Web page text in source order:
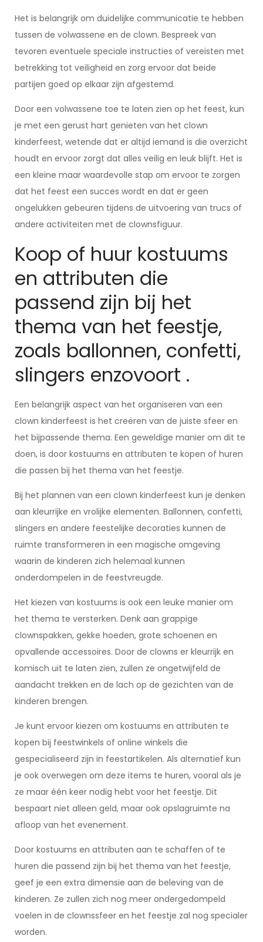
Het is belangrijk om duidelijke communicatie te hebben
tussen de volwassene en de clown. Bespreek van
tevoren eventuele speciale instructies of vereisten met
betrekking tot veiligheid en zorg ervoor dat beide
partijen goed op elkaar zijn afgestemd.
Door een volwassene toe te laten zien op het feest, kun
je met een gerust hart genieten van het clown
kinderfeest, wetende dat er altijd iemand is die overzicht
houdt en ervoor zorgt dat alles veilig en leuk blijft. Het is
een kleine maar waardevolle stap om ervoor te zorgen
dat het feest een succes wordt en dat er geen
ongelukken gebeuren tijdens de uitvoering van trucs of
andere activiteiten met de clownsfiguur.
Koop of huur kostuums
en attributen die
passend zijn bij het
thema van het feestje,
zoals ballonnen, confetti,
slingers enzovoort .
Een belangrijk aspect van het organiseren van een
clown kinderfeest is het creëren van de juiste sfeer en
het bijpassende thema. Een geweldige manier om dit te
doen, is door kostuums en attributen te kopen of huren
die passen bij het thema van het feestje.
Bij het plannen van een clown kinderfeest kun je denken
aan kleurrijke en vrolijke elementen. Ballonnen, confetti,
slingers en andere feestelijke decoraties kunnen de
ruimte transformeren in een magische omgeving
waarin de kinderen zich helemaal kunnen
onderdompelen in de feestvreugde.
Het kiezen van kostuums is ook een leuke manier om
het thema te versterken. Denk aan grappige
clownspakken, gekke hoeden, grote schoenen en
opvallende accessoires. Door de clowns er kleurrijk en
komisch uit te laten zien, zullen ze ongetwijfeld de
aandacht trekken en de lach op de gezichten van de
kinderen brengen.
Je kunt ervoor kiezen om kostuums en attributen te
kopen bij feestwinkels of online winkels die
gespecialiseerd zijn in feestartikelen. Als alternatief kun
je ook overwegen om deze items te huren, vooral als je
ze maar één keer nodig hebt voor het feestje. Dit
bespaart niet alleen geld, maar ook opslagruimte na
afloop van het evenement.
Door kostuums en attributen aan te schaffen of te
huren die passend zijn bij het thema van het feestje,
geef je een extra dimensie aan de beleving van de
kinderen. Ze zullen zich nog meer ondergedompeld
voelen in de clownssfeer en het feestje zal nog specialer
worden.